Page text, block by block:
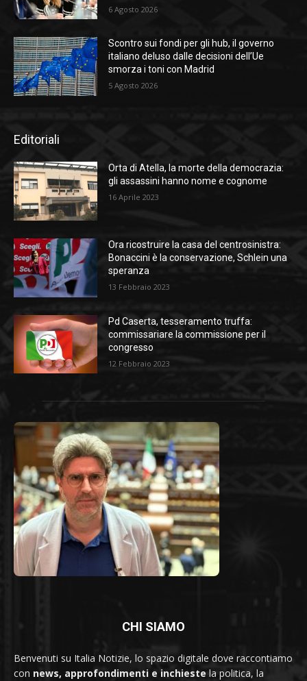
6 Agosto 2026
Scontro sui fondi per gli hub, il governo
italiano deluso dalle decisioni dell’Ue
smorza i toni con Madrid
5 Agosto 2026
Editoriali
Orta di Atella, la morte della democrazia:
gli assassini hanno nome e cognome
16 Aprile 2023
Ora ricostruire la casa del centrosinistra:
Bonaccini è la conservazione, Schlein una
speranza
13 Febbraio 2023
Pd Caserta, tesseramento truffa:
commissariare la commissione per il
congresso
12 Febbraio 2023
CHI SIAMO
Benvenuti su Italia Notizie, lo spazio digitale dove raccontiamo
con news, approfondimenti e inchieste la politica, la